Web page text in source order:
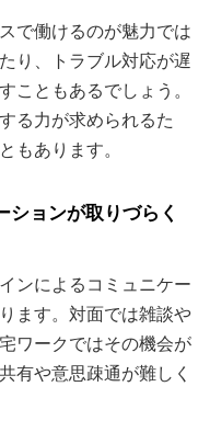
で働けるのが魅力では
り、トラブル対応が遅
こともあるでしょう。
る力が求められるた
もあります。
ションが取りづらく
ンによるコミュニケー
ます。対面では雑談や
ワークではその機会が
有や意思疎通が難しく